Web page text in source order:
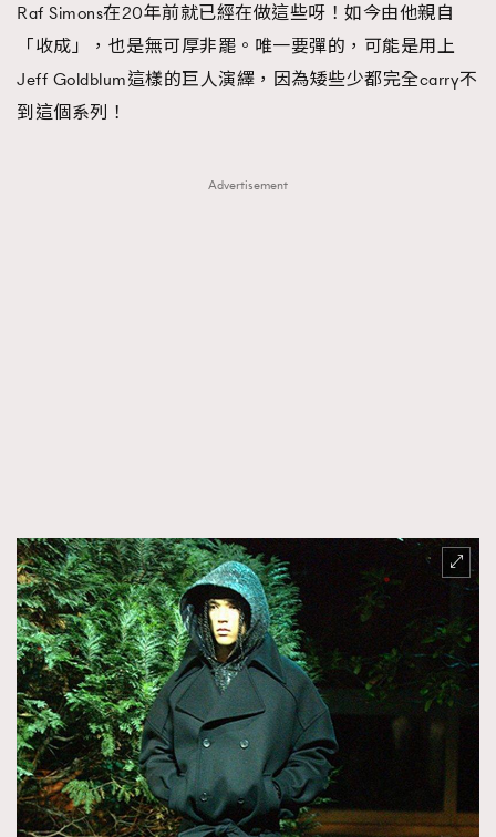
Raf Simons在20年前就已經在做這些呀！如今由他親自
「收成」，也是無可厚非罷。唯一要彈的，可能是用上
Jeff Goldblum這樣的巨人演繹，因為矮些少都完全carry不
到這個系列！
Advertisement